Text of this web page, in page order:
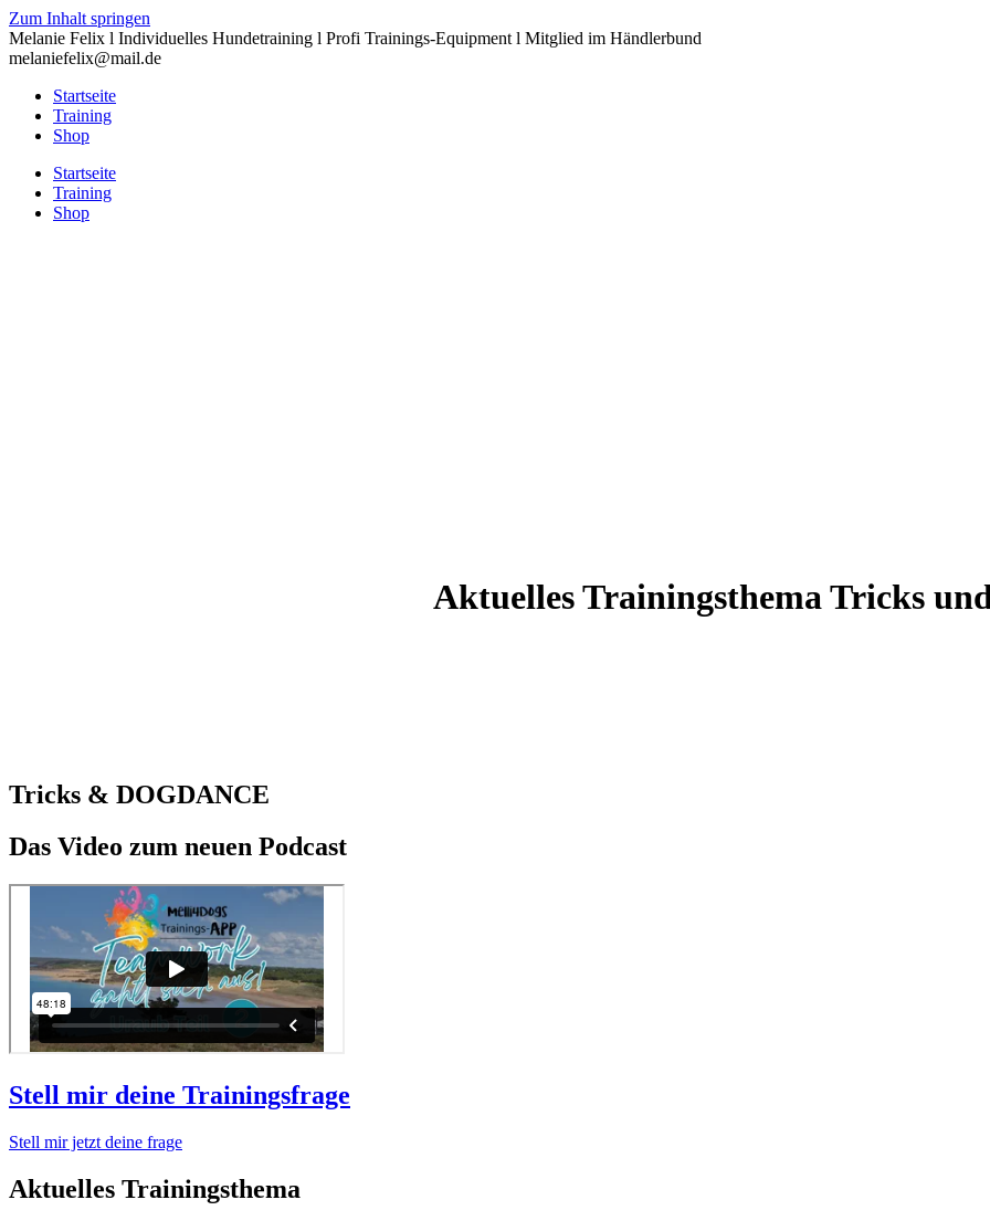
Zum Inhalt springen
Melanie Felix l Individuelles Hundetraining l Profi Trainings-Equipment l Mitglied im Händlerbund
melaniefelix@mail.de
Startseite
Training
Shop
Startseite
Training
Shop
Aktuelles Trainingsthema Tricks
Tricks & DOGDANCE
Das Video zum neuen Podcast
Stell mir deine Trainingsfrage
Stell mir jetzt deine frage
Aktuelles Trainingsthema